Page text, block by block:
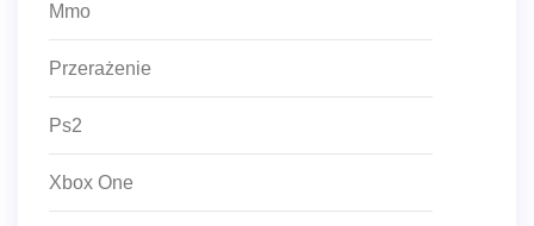
Mmo
Przerażenie
Ps2
Xbox One